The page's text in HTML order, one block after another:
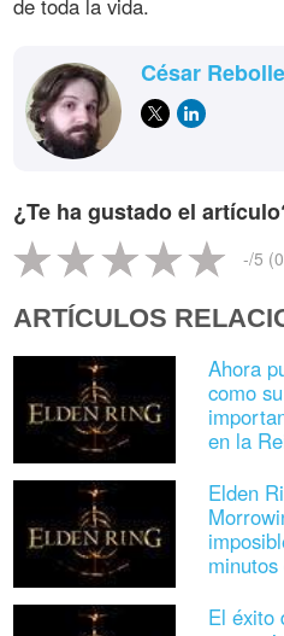
César
¿Te ha gustado el
-/5 (0
ARTÍCULOS
Ahora
como
en la
Elden
El éxito